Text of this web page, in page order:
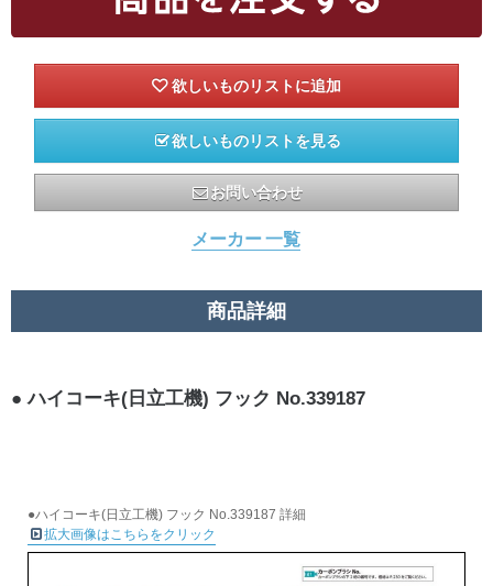
欲しいものリストを見る
お問い合わせ
メーカー 一覧
商品詳細
ハイコーキ(日立工機) フック No.339187
●ハイコーキ(日立工機) フック No.339187 詳細
拡大画像はこちらをクリック